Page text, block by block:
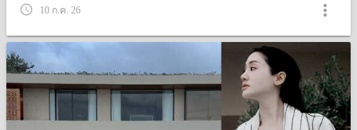
query_builder 10 ก.ค. 26 more_vert